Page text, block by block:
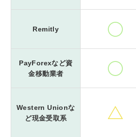
Remitly
PayForexなど資
金移動業者
Western Unionな
ど現金受取系